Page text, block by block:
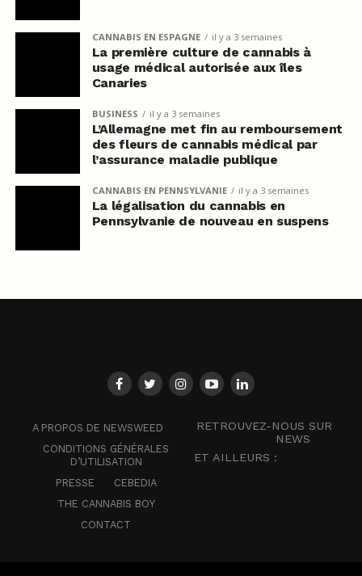
CANNABIS EN ESPAGNE il y a 3 semaines
La première culture de cannabis à
usage médical autorisée aux îles
Canaries
BUSINESS il y a 3 semaines
L’Allemagne met fin au remboursement
des fleurs de cannabis médical par
l’assurance maladie publique
CANNABIS EN PENNSYLVANIE il y a 3 semaines
La légalisation du cannabis en
Pennsylvanie de nouveau en suspens
A PROPOS DE NEWSWEED
CONDITIONS GÉNÉRALES
D’UTILISATION
PRESSE
CEBEDIA
THE CANNABIS BOY
CONTACT
RETROUVEZ-NOUS SUR
NEWS
ET AILLEURS :